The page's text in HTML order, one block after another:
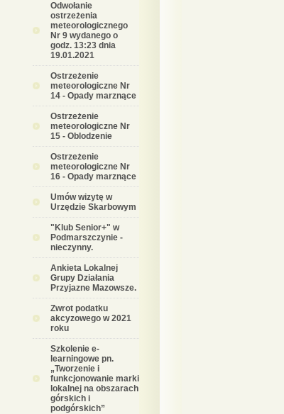
Odwołanie
ostrzeżenia
meteorologicznego
Nr 9 wydanego o
godz. 13:23 dnia
19.01.2021
Ostrzeżenie
meteorologiczne Nr
14 - Opady marznące
Ostrzeżenie
meteorologiczne Nr
15 - Oblodzenie
Ostrzeżenie
meteorologiczne Nr
16 - Opady marznące
Umów wizytę w
Urzędzie Skarbowym
"Klub Senior+" w
Podmarszczynie -
nieczynny.
Ankieta Lokalnej
Grupy Działania
Przyjazne Mazowsze.
Zwrot podatku
akcyzowego w 2021
roku
Szkolenie e-
learningowe pn.
„Tworzenie i
funkcjonowanie marki
lokalnej na obszarach
górskich i
podgórskich”